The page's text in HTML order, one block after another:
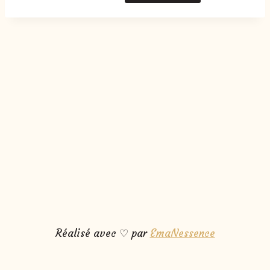
Réalisé avec ♡ par EmaNessence